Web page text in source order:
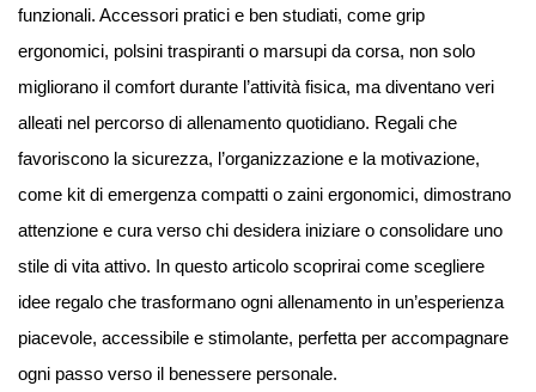
funzionali. Accessori pratici e ben studiati, come grip
ergonomici, polsini traspiranti o marsupi da corsa, non solo
migliorano il comfort durante l’attività fisica, ma diventano veri
alleati nel percorso di allenamento quotidiano. Regali che
favoriscono la sicurezza, l’organizzazione e la motivazione,
come kit di emergenza compatti o zaini ergonomici, dimostrano
attenzione e cura verso chi desidera iniziare o consolidare uno
stile di vita attivo. In questo articolo scoprirai come scegliere
idee regalo che trasformano ogni allenamento in un’esperienza
piacevole, accessibile e stimolante, perfetta per accompagnare
ogni passo verso il benessere personale.